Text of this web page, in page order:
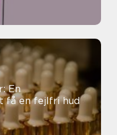
En
få en fejlfri hud